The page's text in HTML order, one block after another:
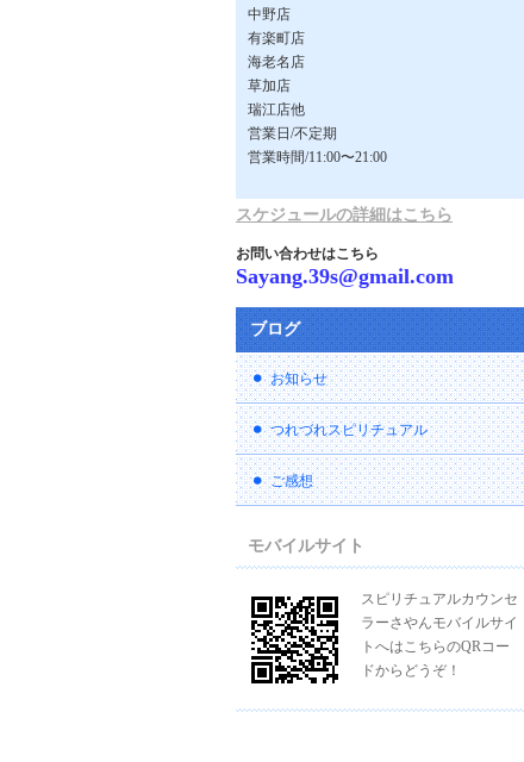
中野店
有楽町店
海老名店
草加店
瑞江店他
営業日/不定期
営業時間/11:00〜21:00
スケジュールの詳細はこちら
お問い合わせはこちら
Sayang.39s@gmail.com
ブログ
お知らせ
つれづれスピリチュアル
ご感想
モバイルサイト
スピリチュアルカウンセ
ラーさやんモバイルサイ
トへはこちらのQRコー
ドからどうぞ！